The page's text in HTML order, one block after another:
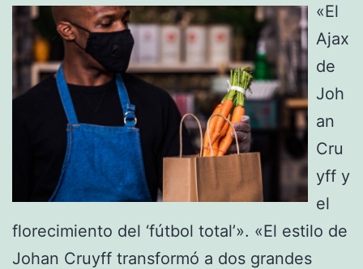
«El
Ajax
de
Joh
an
Cru
yff y
el
florecimiento del ‘fútbol total’». «El estilo de
Johan Cruyff transformó a dos grandes